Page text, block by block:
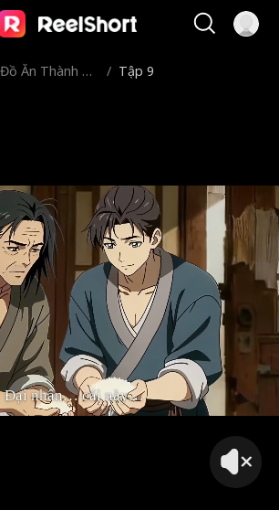
Ăn Thành Th
/ Tập 9
Đại nhân… cái này…